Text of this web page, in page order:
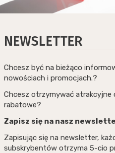
NEWSLETTER
Chcesz być na bieżąco
nowościach i promocjach.?
Chcesz otrzymywać atrakcyjne
rabatowe?
Zapisz się na nasz
Zapisując się na newsletter,
subskrybentów otrzyma 5-cio